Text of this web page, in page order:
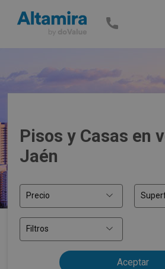
Pisos y Casas en
Jaén
Precio
Filtros